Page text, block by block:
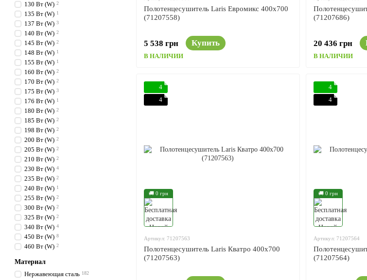
Полотенцесушитель Laris Евромикс 400x700
(71207558)
5 538 грн Купить
В НАЛИЧИИ
(71207686)
20 436 грн
В НАЛИЧИИ
🚚 0 грн
4
4
Артикул: 71207563
Полотенцесушитель Laris Кватро 400x700
(71207563)
🚚 0 грн
4
4
Артикул: 71207564
(71207564)
130 Вт (W) 2
135 Вт (W) 1
137 Вт (W) 3
140 Вт (W) 2
145 Вт (W) 2
148 Вт (W) 1
155 Вт (W) 1
160 Вт (W) 2
170 Вт (W) 2
175 Вт (W) 3
176 Вт (W) 1
180 Вт (W) 2
185 Вт (W) 2
198 Вт (W) 2
200 Вт (W) 2
205 Вт (W) 2
210 Вт (W) 2
230 Вт (W) 4
235 Вт (W) 2
240 Вт (W) 1
255 Вт (W) 2
300 Вт (W) 2
325 Вт (W) 2
340 Вт (W) 4
450 Вт (W) 8
460 Вт (W) 2
Материал
Нержавеющая сталь 182